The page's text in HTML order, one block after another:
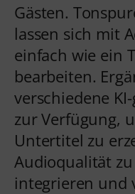
Gästen.
lassen sich mit
einfach wie ein
bearbeiten.
verschiedene
zur Verfügung,
Untertitel zu
Audioqualität
integrieren und